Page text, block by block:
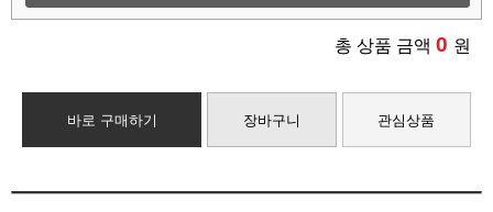
총 상품 금액 0 원
바로 구매하기 장바구니 관심상품